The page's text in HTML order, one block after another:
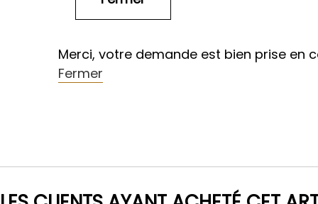
Merci, votre demande est bien prise en
Fermer